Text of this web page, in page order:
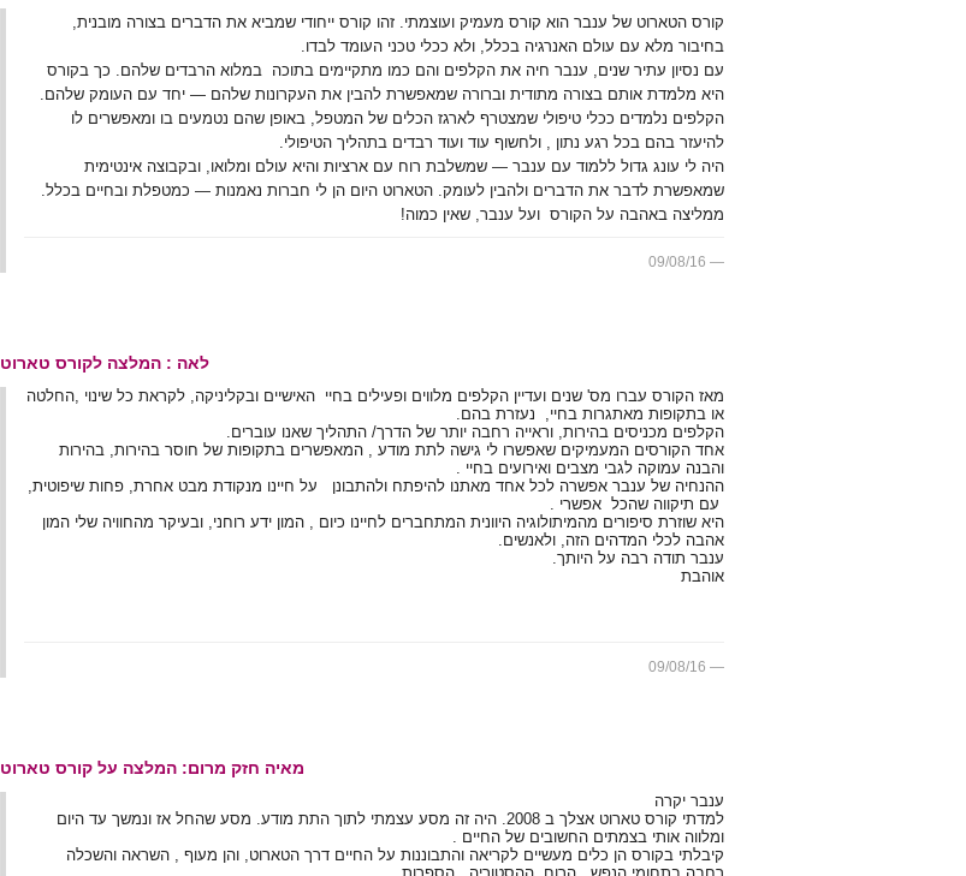
קורס הטארוט של ענבר הוא קורס מעמיק ועוצמתי. זהו קורס ייחודי שמביא את הדברים בצורה מובנית,
בחיבור מלא עם עולם האנרגיה בכלל, ולא ככלי טכני העומד לבדו.
עם נסיון עתיר שנים, ענבר חיה את הקלפים והם כמו מתקיימים בתוכה במלוא הרבדים שלהם. כך בקורס
היא מלמדת אותם בצורה מתודית וברורה שמאפשרת להבין את העקרונות שלהם — יחד עם העומק שלהם.
הקלפים נלמדים ככלי טיפולי שמצטרף לארגז הכלים של המטפל, באופן שהם נטמעים בו ומאפשרים לו
להיעזר בהם בכל רגע נתון , ולחשוף עוד ועוד רבדים בתהליך הטיפולי.
היה לי עונג גדול ללמוד עם ענבר — שמשלבת רוח עם ארציות והיא עולם ומלואו, ובקבוצה אינטימית
שמאפשרת לדבר את הדברים ולהבין לעומק. הטארוט היום הן לי חברות נאמנות — כמטפלת ובחיים בכלל.
ממליצה באהבה על הקורס ועל ענבר, שאין כמוה!
09/08/16
לאה : המלצה לקורס טארוט
מאז הקורס עברו מס' שנים ועדיין הקלפים מלווים ופעילים בחיי האישיים ובקליניקה, לקראת כל שינוי ,החלטה
או בתקופות מאתגרות בחיי, נעזרת בהם.
הקלפים מכניסים בהירות, וראייה רחבה יותר של הדרך/ התהליך שאנו עוברים.
אחד הקורסים המעמיקים שאפשרו לי גישה לתת מודע , המאפשרים בתקופות של חוסר בהירות, בהירות
והבנה עמוקה לגבי מצבים ואירועים בחיי .
ההנחיה של ענבר אפשרה לכל אחד מאתנו להיפתח ולהתבונן על חיינו מנקודת מבט אחרת, פחות שיפוטית,
עם תיקווה שהכל אפשרי .
היא שוזרת סיפורים מהמיתולוגיה היוונית המתחברים לחיינו כיום , המון ידע רוחני, ובעיקר מהחוויה שלי המון
אהבה לכלי המדהים הזה, ולאנשים.
ענבר תודה רבה על היותך.
אוהבת
09/08/16
מאיה חזק מרום: המלצה על קורס טארוט
ענבר יקרה
למדתי קורס טארוט אצלך ב 2008. היה זה מסע עצמתי לתוך התת מודע. מסע שהחל אז ונמשך עד היום
ומלווה אותי בצמתים החשובים של החיים .
קיבלתי בקורס הן כלים מעשיים לקריאה והתבוננות על החיים דרך הטארוט, והן מעוף , השראה והשכלה